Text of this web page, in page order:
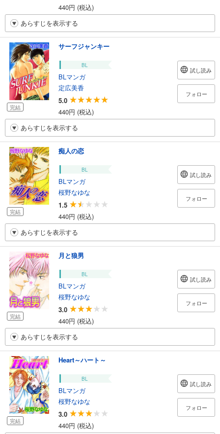
440円 (税込)
あらすじを表示する
完結
サーフジャンキー
BL
BLマンガ
定広美香
5.0
440円 (税込)
試し読み
フォロー
あらすじを表示する
完結
痴人の恋
BL
BLマンガ
桜野なゆな
1.5
440円 (税込)
試し読み
フォロー
あらすじを表示する
完結
月と狼男
BL
BLマンガ
桜野なゆな
3.0
440円 (税込)
試し読み
フォロー
あらすじを表示する
完結
Heart～ハート～
BL
BLマンガ
桜野なゆな
3.0
440円 (税込)
試し読み
フォロー